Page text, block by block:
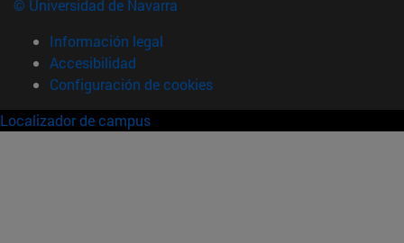
© Universidad de Navarra
Información legal
Accesibilidad
Configuración de cookies
Localizador de campus